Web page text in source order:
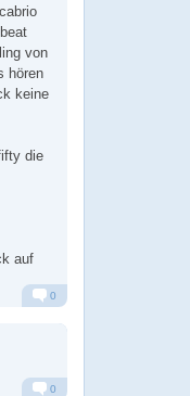
von
hören
keine
die
auf
0
0